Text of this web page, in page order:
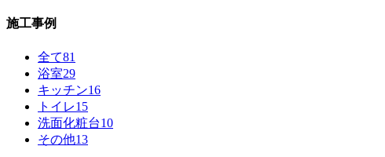
施工事例
全て81
浴室29
キッチン16
トイレ15
洗面化粧台10
その他13